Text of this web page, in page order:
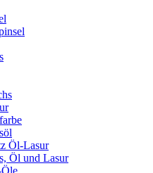
Öl-Lasur
Öl und Lasur
Öle